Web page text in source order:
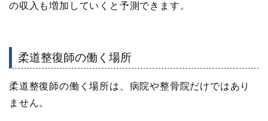
の収入も増加していくと予測できます。
柔道整復師の働く場所
柔道整復師の働く場所は、病院や整骨院だけではあり
ません。